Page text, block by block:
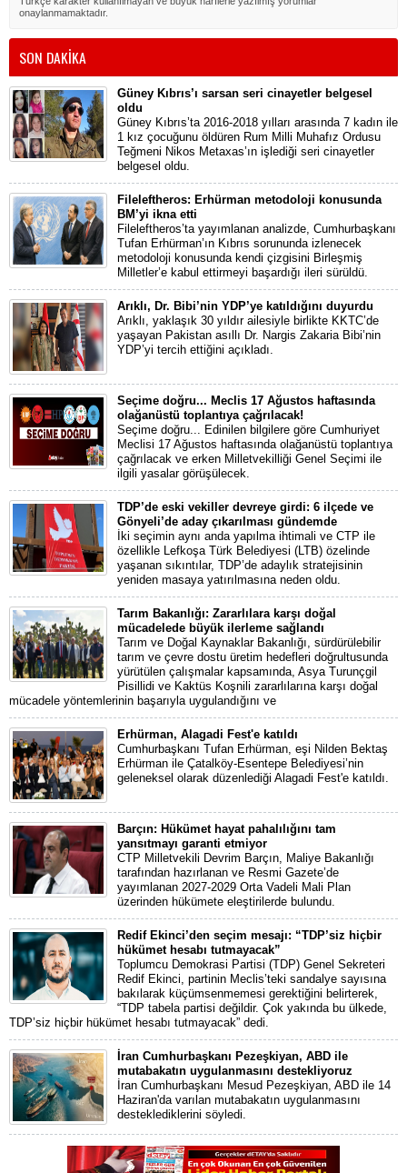
onaylanmamaktadır.
SON DAKİKA
Güney Kıbrıs’ı sarsan seri cinayetler belgesel
oldu
Güney Kıbrıs’ta 2016-2018 yılları arasında 7 kadın ile
1 kız çocuğunu öldüren Rum Milli Muhafız Ordusu
Teğmeni Nikos Metaxas’ın işlediği seri cinayetler
belgesel oldu.
Fileleftheros: Erhürman metodoloji konusunda
BM’yi ikna etti
Fileleftheros’ta yayımlanan analizde, Cumhurbaşkanı
Tufan Erhürman’ın Kıbrıs sorununda izlenecek
metodoloji konusunda kendi çizgisini Birleşmiş
Milletler’e kabul ettirmeyi başardığı ileri sürüldü.
Arıklı, Dr. Bibi’nin YDP’ye katıldığını duyurdu
Arıklı, yaklaşık 30 yıldır ailesiyle birlikte KKTC’de
yaşayan Pakistan asıllı Dr. Nargis Zakaria Bibi’nin
YDP’yi tercih ettiğini açıkladı.
Seçime doğru... Meclis 17 Ağustos haftasında
olağanüstü toplantıya çağrılacak!
Seçime doğru... Edinilen bilgilere göre Cumhuriyet
Meclisi 17 Ağustos haftasında olağanüstü toplantıya
çağrılacak ve erken Milletvekilliği Genel Seçimi ile
ilgili yasalar görüşülecek.
TDP’de eski vekiller devreye girdi: 6 ilçede ve
Gönyeli’de aday çıkarılması gündemde
İki seçimin aynı anda yapılma ihtimali ve CTP ile
özellikle Lefkoşa Türk Belediyesi (LTB) özelinde
yaşanan sıkıntılar, TDP’de adaylık stratejisinin
yeniden masaya yatırılmasına neden oldu.
Tarım Bakanlığı: Zararlılara karşı doğal
mücadelede büyük ilerleme sağlandı
Tarım ve Doğal Kaynaklar Bakanlığı, sürdürülebilir
tarım ve çevre dostu üretim hedefleri doğrultusunda
yürütülen çalışmalar kapsamında, Asya Turunçgil
Pisillidi ve Kaktüs Koşnili zararlılarına karşı doğal
mücadele yöntemlerinin başarıyla uygulandığını ve
Erhürman, Alagadi Fest'e katıldı
Cumhurbaşkanı Tufan Erhürman, eşi Nilden Bektaş
Erhürman ile Çatalköy-Esentepe Belediyesi’nin
geleneksel olarak düzenlediği Alagadi Fest'e katıldı.
Barçın: Hükümet hayat pahalılığını tam
yansıtmayı garanti etmiyor
CTP Milletvekili Devrim Barçın, Maliye Bakanlığı
tarafından hazırlanan ve Resmi Gazete’de
yayımlanan 2027-2029 Orta Vadeli Mali Plan
üzerinden hükümete eleştirilerde bulundu.
Redif Ekinci’den seçim mesajı: “TDP’siz hiçbir
hükümet hesabı tutmayacak”
Toplumcu Demokrasi Partisi (TDP) Genel Sekreteri
Redif Ekinci, partinin Meclis’teki sandalye sayısına
bakılarak küçümsenmemesi gerektiğini belirterek,
“TDP tabela partisi değildir. Çok yakında bu ülkede,
TDP’siz hiçbir hükümet hesabı tutmayacak” dedi.
İran Cumhurbaşkanı Pezeşkiyan, ABD ile
mutabakatın uygulanmasını destekliyoruz
İran Cumhurbaşkanı Mesud Pezeşkiyan, ABD ile 14
Haziran'da varılan mutabakatın uygulanmasını
desteklediklerini söyledi.